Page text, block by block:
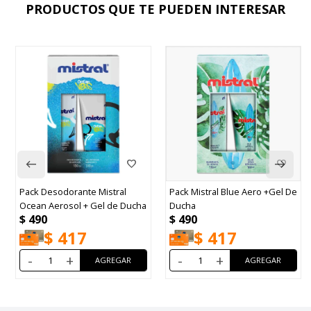
PRODUCTOS QUE TE PUEDEN INTERESAR
Pack Desodorante Mistral
Ocean Aerosol + Gel de Ducha
$ 490
$ 417
- +
Pack Mistral Blue Aero +Gel De
Ducha
$ 490
$ 417
- +